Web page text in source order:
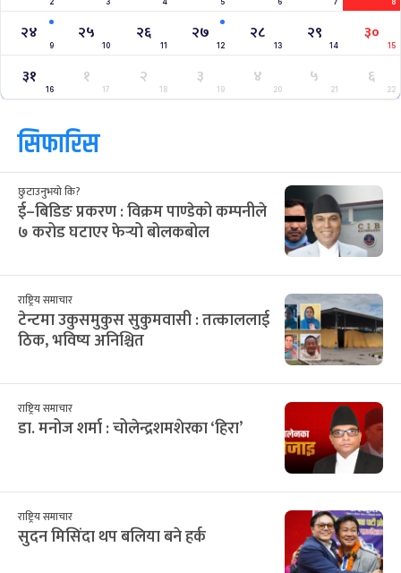
2 3 4 5 6 7 8
२४
9
२५
10
२६
11
२७
12
२८
13
२९
14
३०
15
३१
16
१
17
२
18
३
19
४
20
५
21
६
22
सिफारिस
छुटाउनुभयो कि?
ई–बिडिङ प्रकरण : विक्रम पाण्डेको कम्पनीले
७ करोड घटाएर फेर्‍यो बोलकबोल
राष्ट्रिय समाचार
टेन्टमा उकुसमुकुस सुकुमवासी : तत्काललाई
ठिक, भविष्य अनिश्चित
राष्ट्रिय समाचार
डा. मनोज शर्मा : चोलेन्द्रशमशेरका ‘हिरा’
राष्ट्रिय समाचार
सुदन मिसिंदा थप बलिया बने हर्क